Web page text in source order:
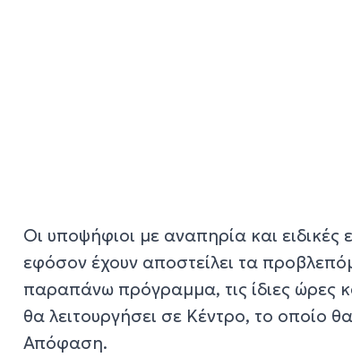
Οι υποψήφιοι με αναπηρία και ειδικές
εφόσον έχουν αποστείλει τα
παραπάνω πρόγραμμα, τις ίδιες ώρες
θα λειτουργήσει σε Κέντρο, το οποίο
Απόφαση.